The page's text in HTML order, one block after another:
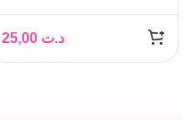
د.ت